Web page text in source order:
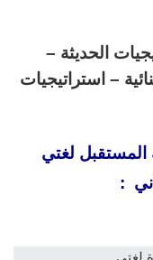
الحديثة –
– استراتيجيات
المستقبل لغتي
: